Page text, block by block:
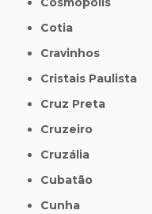
Cotia
Cravinhos
Cristais Paulista
Cruz Preta
Cruzeiro
Cruzália
Cubatão
Cunha